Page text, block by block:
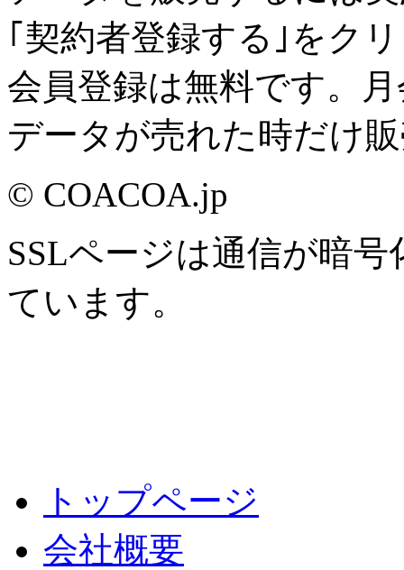
｢契約者登録する｣をク
会員登録は無料です。
データが売れた時だけ
© COACOA.jp
SSLページは通信が暗
ています。
トップページ
会社概要